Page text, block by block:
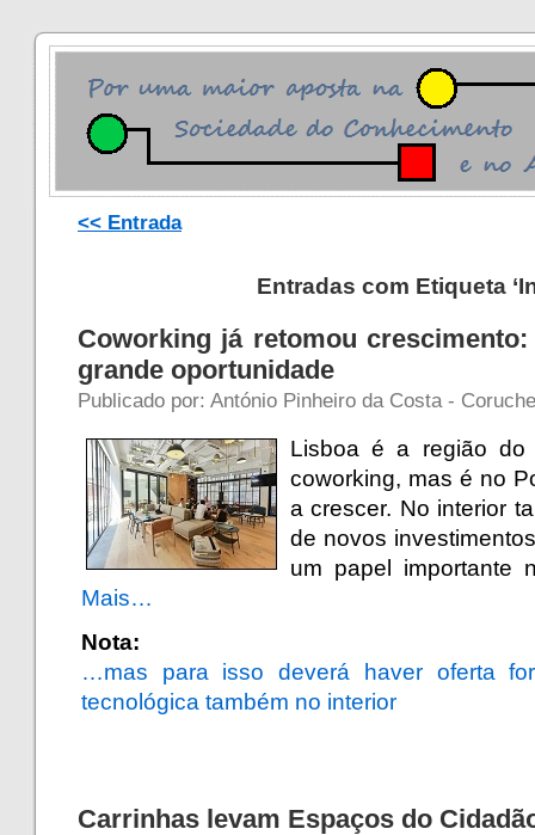
<< Entrada
Entradas com Etiqueta
Coworking já retomou
grande oportunidade
Publicado por: António Pinheiro da Costa -
Lisboa é a região
coworking, mas é no
a crescer. No interior
de novos
um papel importante
Mais…
Nota:
…mas para isso deverá haver oferta
tecnológica também no interior
Carrinhas levam Espaços do